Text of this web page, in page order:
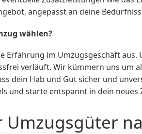
angepasst an deine
wählen?
im Umzugsgeschäft
verläuft. Wir kümmern uns um
dein Hab und Gut sicher und
und starte entspannt in dein neues